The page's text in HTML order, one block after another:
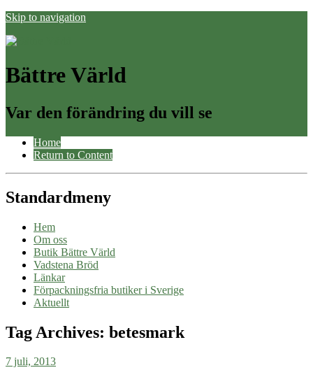
Skip to navigation
Bättre Värld
Var den förändring du vill se
Home
Return to Content
Standardmeny
Hem
Om oss
Butik Bättre Värld
Vadstena Bröd
Länkar
Förpackningsfria butiker i Sverige
Aktuellt
Tag Archives: betesmark
7 juli, 2013